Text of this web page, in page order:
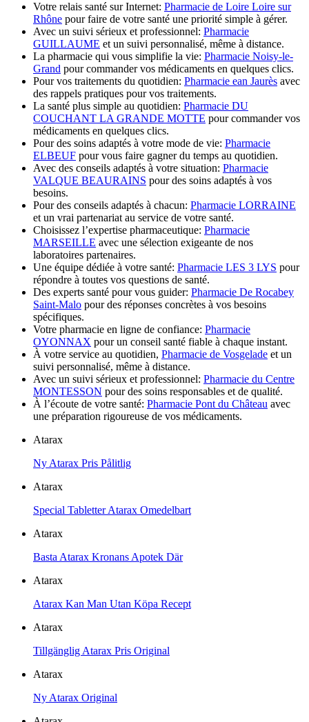
Votre relais santé sur Internet: Pharmacie de Loire Loire sur
Rhône pour faire de votre santé une priorité simple à gérer.
Avec un suivi sérieux et professionnel: Pharmacie
GUILLAUME et un suivi personnalisé, même à distance.
La pharmacie qui vous simplifie la vie: Pharmacie Noisy-le-
Grand pour commander vos médicaments en quelques clics.
Pour vos traitements du quotidien: Pharmacie ean Jaurès avec
des rappels pratiques pour vos traitements.
La santé plus simple au quotidien: Pharmacie DU
COUCHANT LA GRANDE MOTTE pour commander vos
médicaments en quelques clics.
Pour des soins adaptés à votre mode de vie: Pharmacie
ELBEUF pour vous faire gagner du temps au quotidien.
Avec des conseils adaptés à votre situation: Pharmacie
VALQUE BEAURAINS pour des soins adaptés à vos
besoins.
Pour des conseils adaptés à chacun: Pharmacie LORRAINE
et un vrai partenariat au service de votre santé.
Choisissez l’expertise pharmaceutique: Pharmacie
MARSEILLE avec une sélection exigeante de nos
laboratoires partenaires.
Une équipe dédiée à votre santé: Pharmacie LES 3 LYS pour
répondre à toutes vos questions de santé.
Des experts santé pour vous guider: Pharmacie De Rocabey
Saint-Malo pour des réponses concrètes à vos besoins
spécifiques.
Votre pharmacie en ligne de confiance: Pharmacie
OYONNAX pour un conseil santé fiable à chaque instant.
À votre service au quotidien, Pharmacie de Vosgelade et un
suivi personnalisé, même à distance.
Avec un suivi sérieux et professionnel: Pharmacie du Centre
MONTESSON pour des soins responsables et de qualité.
À l’écoute de votre santé: Pharmacie Pont du Château avec
une préparation rigoureuse de vos médicaments.
Atarax
Ny Atarax Pris Pålitlig
Atarax
Special Tabletter Atarax Omedelbart
Atarax
Basta Atarax Kronans Apotek Där
Atarax
Atarax Kan Man Utan Köpa Recept
Atarax
Tillgänglig Atarax Pris Original
Atarax
Ny Atarax Original